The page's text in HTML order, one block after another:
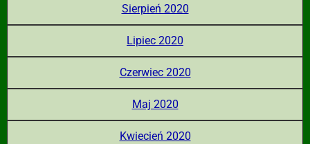
Sierpień 2020
Lipiec 2020
Czerwiec 2020
Maj 2020
Kwiecień 2020